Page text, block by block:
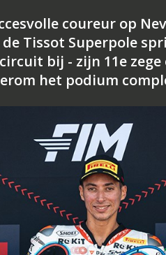
coureur op
Tissot Superpole
bij - zijn 11e
het podium